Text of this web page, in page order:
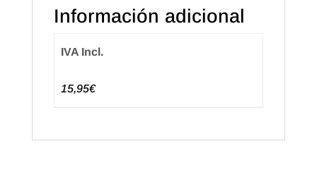
cantidadInformación adicional
IVA Incl.
15,95€